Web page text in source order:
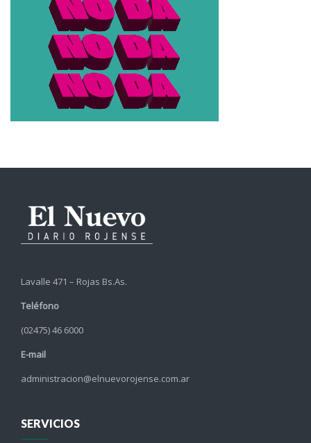
Lavalle 471 – Rojas Bs.As.
Teléfono
(02475) 46 6000
E-mail
administracion@elnuevorojense.com.ar
SERVICIOS